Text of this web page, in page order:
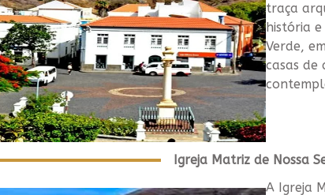
traça
história
Verde,
casas de
Igreja Matriz de Nossa
A Igreja